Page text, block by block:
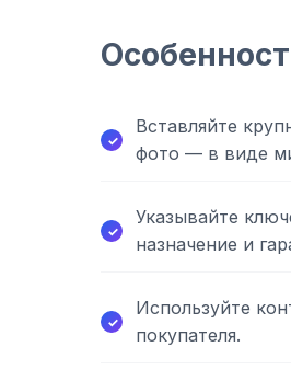
Вставляйте
фото — в виде
Указывайте
назначение и
Используйте
покупателя.